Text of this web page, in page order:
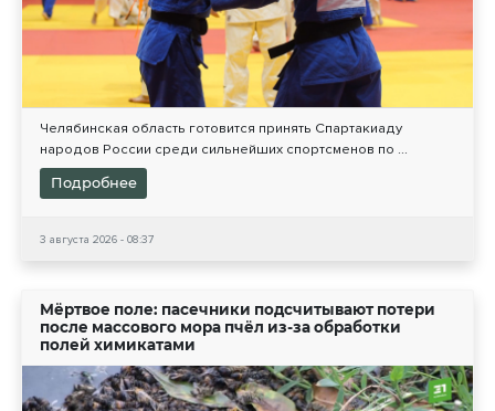
Челябинская область готовится принять Спартакиаду
народов России среди сильнейших спортсменов по ...
Подробнее
3 августа 2026 - 08:37
Мёртвое поле: пасечники подсчитывают потери
после массового мора пчёл из-за обработки
полей химикатами